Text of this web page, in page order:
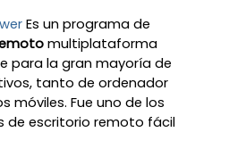
Es un programa de
multiplataforma
para la gran mayoría de
tanto de ordenador
móviles. Fue uno de los
de escritorio remoto fácil